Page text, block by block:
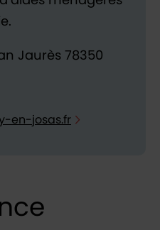
Jaurès 78350
en-josas.fr